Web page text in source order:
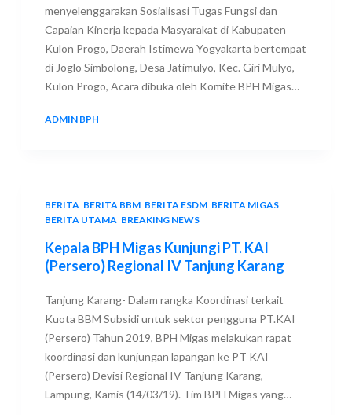
menyelenggarakan Sosialisasi Tugas Fungsi dan
Capaian Kinerja kepada Masyarakat di Kabupaten
Kulon Progo, Daerah Istimewa Yogyakarta bertempat
di Joglo Simbolong, Desa Jatimulyo, Kec. Giri Mulyo,
Kulon Progo, Acara dibuka oleh Komite BPH Migas…
ADMIN BPH
BERITA BERITA BBM, BERITA ESDM, BERITA MIGAS,
BERITA UTAMA BREAKING NEWS
Kepala BPH Migas Kunjungi PT. KAI
(Persero) Regional IV Tanjung Karang
Tanjung Karang- Dalam rangka Koordinasi terkait
Kuota BBM Subsidi untuk sektor pengguna PT.KAI
(Persero) Tahun 2019, BPH Migas melakukan rapat
koordinasi dan kunjungan lapangan ke PT KAI
(Persero) Devisi Regional IV Tanjung Karang,
Lampung, Kamis (14/03/19). Tim BPH Migas yang…